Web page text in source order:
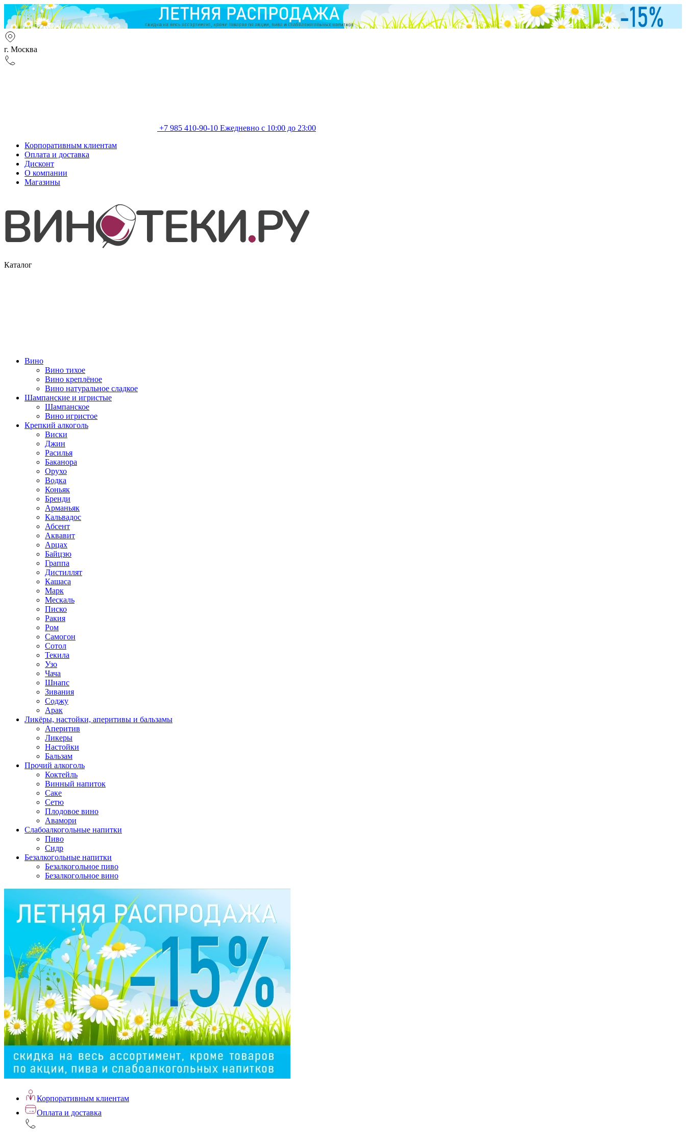
г. Москва
+7 985 410-90-10 Ежедневно с 10:00 до 23:00
Корпоративным клиентам
Оплата и доставка
Дисконт
О компании
Магазины
Каталог
Вино
Вино тихое
Вино креплёное
Вино натуральное сладкое
Шампанские и игристые
Шампанское
Вино игристое
Крепкий алкоголь
Виски
Джин
Расилья
Баканора
Орухо
Водка
Коньяк
Бренди
Арманьяк
Кальвадос
Абсент
Аквавит
Арцах
Байцзю
Граппа
Дистиллят
Кашаса
Марк
Мескаль
Писко
Ракия
Ром
Самогон
Сотол
Текила
Узо
Чача
Шнапс
Зивания
Соджу
Арак
Ликёры, настойки, аперитивы и бальзамы
Аперитив
Ликеры
Настойки
Бальзам
Прочий алкоголь
Коктейль
Винный напиток
Саке
Сетю
Плодовое вино
Авамори
Слабоалкогольные напитки
Пиво
Сидр
Безалкогольные напитки
Безалкогольное пиво
Безалкогольное вино
Корпоративным клиентам
Оплата и доставка